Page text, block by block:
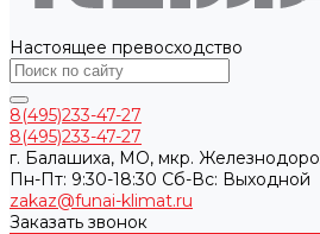
Настоящее превосходство
8(495)233-47-27
8(495)233-47-27
г. Балашиха, МО, мкр.
Пн-Пт: 9:30-18:30 Cб-Вс: Выходной
zakaz@funai-klimat.ru
Заказать звонок